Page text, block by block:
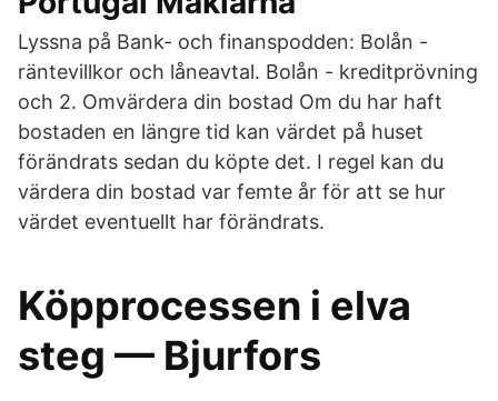
Lyssna på Bank- och finanspodden: Bolån -
räntevillkor och låneavtal. Bolån - kreditprövning
och 2. Omvärdera din bostad Om du har haft
bostaden en längre tid kan värdet på huset
förändrats sedan du köpte det. I regel kan du
värdera din bostad var femte år för att se hur
värdet eventuellt har förändrats.
Köpprocessen i elva
steg — Bjurfors